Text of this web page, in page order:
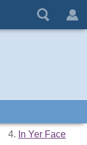
4. In Yer Face